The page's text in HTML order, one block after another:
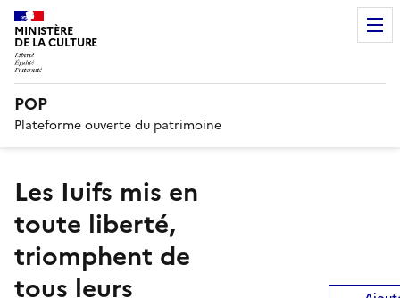
MINISTÈRE
DE LA CULTURE
POP
Plateforme ouverte du patrimoine
Les Iuifs mis en
toute liberté,
triomphent de
tous leurs